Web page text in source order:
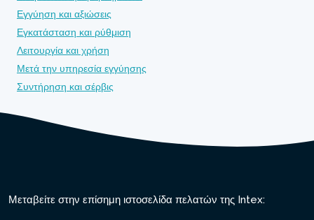
Εγγύηση και αξιώσεις
Εγκατάσταση και ρύθμιση
Λειτουργία και χρήση
Μετά την υπηρεσία εγγύησης
Συντήρηση και σέρβις
Μεταβείτε στην επίσημη ιστοσελίδα πελατών της Intex: